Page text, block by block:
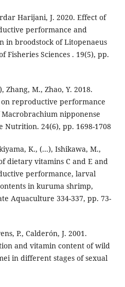
Harijani, J. 2020. Effect of
performance and
in broodstock of Litopenaeus
Fisheries Sciences . 19(5), pp.
Zhang, M., Zhao, Y. 2018.
reproductive performance
nipponense
24(6), pp. 1698-1708
K., (...), Ishikawa, M.,
dietary vitamins C and E and
performance, larval
in kuruma shrimp,
Aquaculture 334-337, pp. 73-
P., Calderón, J. 2001.
and vitamin content of wild
in different stages of sexual